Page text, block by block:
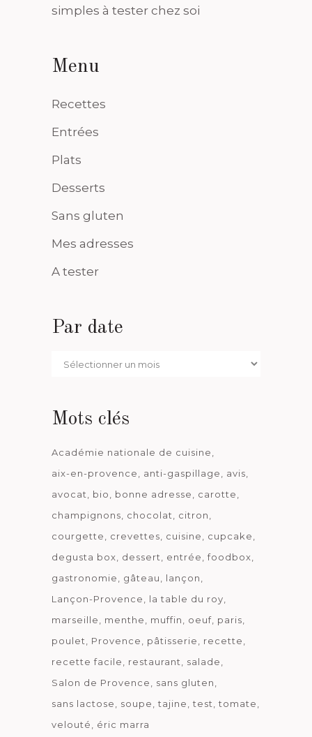
simples à tester chez soi
Menu
Recettes
Entrées
Plats
Desserts
Sans gluten
Mes adresses
A tester
Par date
Par
Mots clés
Académie nationale de cuisine
aix-en-provence
anti-gaspillage
avis
avocat
bio bonne adresse
carotte
champignons
chocolat
citron
courgette
crevettes cuisine
cupcake
degusta box
dessert entrée
foodbox
gastronomie
gâteau
lançon
Lançon-Provence
la table du roy
marseille
menthe muffin oeuf paris
poulet
Provence pâtisserie
recette
recette facile
restaurant
salade
Salon de Provence
sans gluten
sans lactose
soupe tajine test
tomate
velouté
éric marra